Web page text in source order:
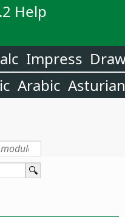
Help
Impress
Arabic Asturian